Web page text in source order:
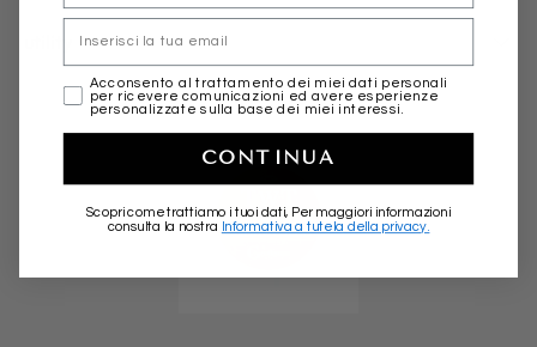
Email
marketing
Acconsento al trattamento dei miei dati personali
per ricevere comunicazioni ed avere esperienze
personalizzate sulla base dei miei interessi.
CONTINUA
Scopri come trattiamo i tuoi dati, Per maggiori informazioni
consulta la nostra Informativa a tutela della privacy.